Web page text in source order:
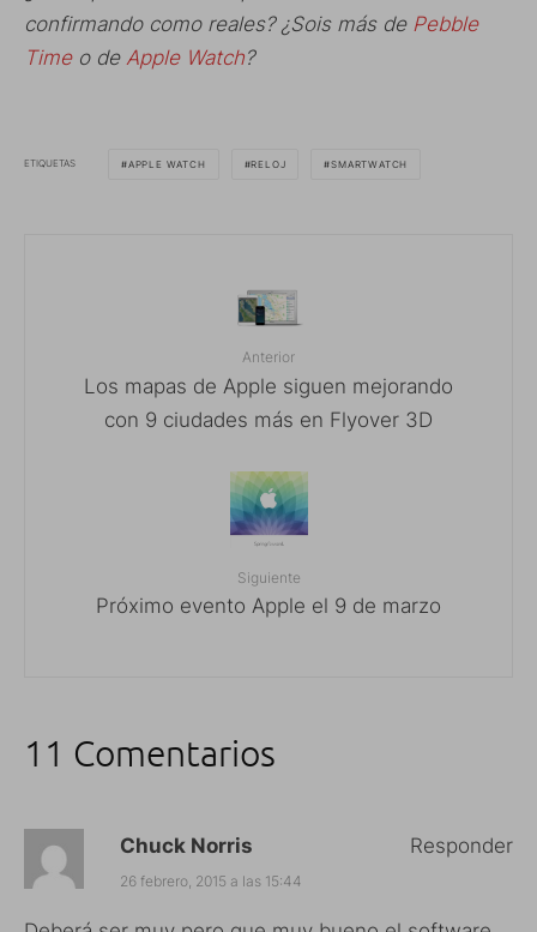
confirmando como reales? ¿Sois más de Pebble
Timeo de Apple Watch?
ETIQUETAS APPLE WATCH RELOJ SMARTWATCH
Anterior
Los mapas de Apple siguen mejorando
con 9 ciudades más en Flyover 3D
Siguiente
Próximo evento Apple el 9 de marzo
11 Comentarios
Chuck Norris
26 febrero, 2015 a las 15:44
Responder